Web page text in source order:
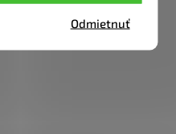
Odmietnuť